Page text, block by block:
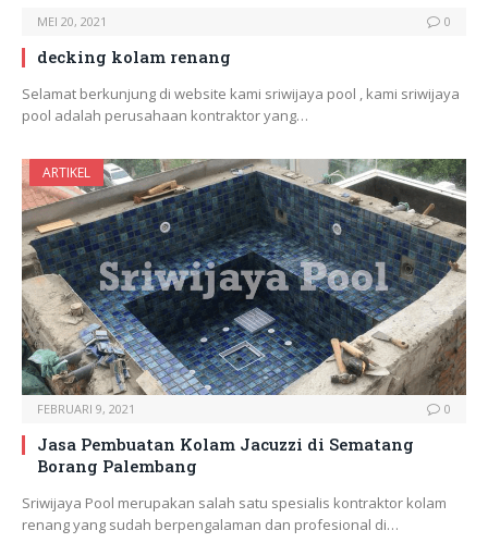
MEI 20, 2021 0
decking kolam renang
Selamat berkunjung di website kami sriwijaya pool , kami sriwijaya
pool adalah perusahaan kontraktor yang…
ARTIKEL
FEBRUARI 9, 2021 0
Jasa Pembuatan Kolam Jacuzzi di Sematang
Borang Palembang
Sriwijaya Pool merupakan salah satu spesialis kontraktor kolam
renang yang sudah berpengalaman dan profesional di…